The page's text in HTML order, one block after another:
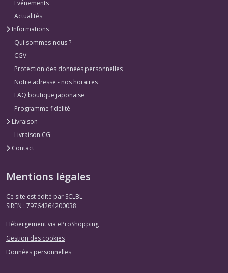
Evénements
Actualités
Informations
Qui sommes-nous ?
CGV
Protection des données personnelles
Notre adresse - nos horaires
FAQ boutique japonaise
Programme fidélité
Livraison
Livraison CG
Contact
Mentions légales
Ce site est édité par SCLBL.
SIREN : 79764264200038
Hébergement via eProShopping
Gestion des cookies
Données personnelles